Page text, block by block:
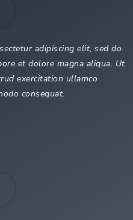
adipiscing elit, sed do
et dolore magna aliqua. Ut
exercitation ullamco
consequat.